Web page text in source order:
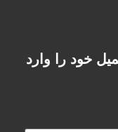
خود را وارد